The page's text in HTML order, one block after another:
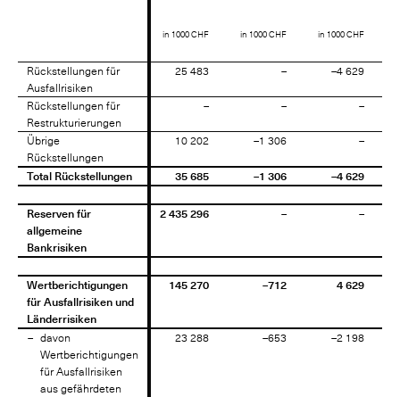
in 1000 CHF in 1000 CHF in 1000 CHF
Rückstellungen für
Ausfallrisiken
25 483 – –4 629
Rückstellungen für
Restrukturierungen
– – –
Übrige
Rückstellungen
10 202 –1 306 –
Total Rückstellungen 35 685 –1 306 –4 629
Reserven für
allgemeine
Bankrisiken
2 435 296 – –
Wertberichtigungen
für Ausfallrisiken und
Länderrisiken
145 270 –712 4 629
davon
Wertberichtigungen
für Ausfallrisiken
aus gefährdeten
23 288 –653 –2 198
Rückstellungen für
Ausfallrisiken
Rückstellungen für
Restrukturierungen
Übrige
Rückstellungen
Total Rückstellungen
Reserven für
allgemeine
Bankrisiken
Wertberichtigungen
für Ausfallrisiken und
Länderrisiken
davon
Wertberichtigungen
für Ausfallrisiken
aus gefährdeten